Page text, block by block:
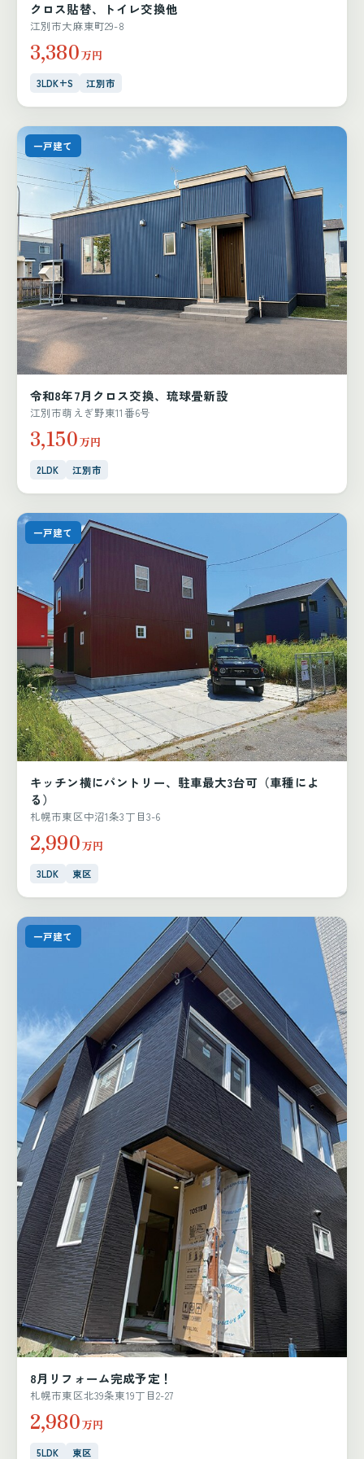
クロス貼替、トイレ交換他
江別市大麻東町29-8
3,380万円
3LDK+S 江別市
一戸建て
令和8年7月クロス交換、琉球畳新設
江別市萌えぎ野東11番6号
3,150万円
2LDK 江別市
一戸建て
キッチン横にパントリー、駐車最大3台可（車種によ
る）
札幌市東区中沼1条3丁目3-6
2,990万円
3LDK 東区
一戸建て
8月リフォーム完成予定！
札幌市東区北39条東19丁目2-27
2,980万円
5LDK 東区